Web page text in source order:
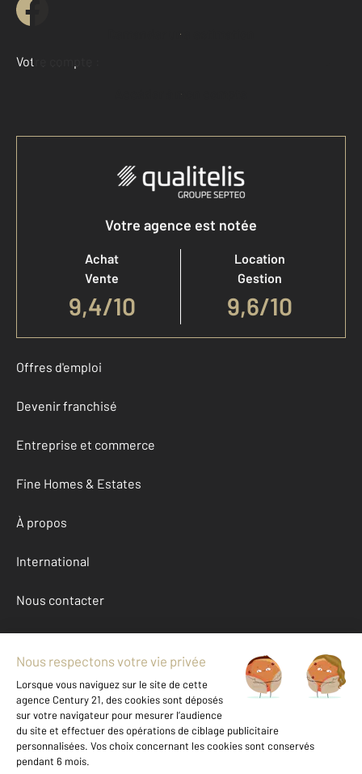
Demander une estimation
Votre compte :
Accéder à mon compte
Votre agence est notée
Achat
Vente
9,4/10
Location
Gestion
9,6/10
Offres d'emploi
Devenir franchisé
Entreprise et commerce
Fine Homes & Estates
À propos
International
Nous contacter
Mentions légales & CGU et Barèmes d'honoraires
Données personnelles
Gestionnaire des cookies